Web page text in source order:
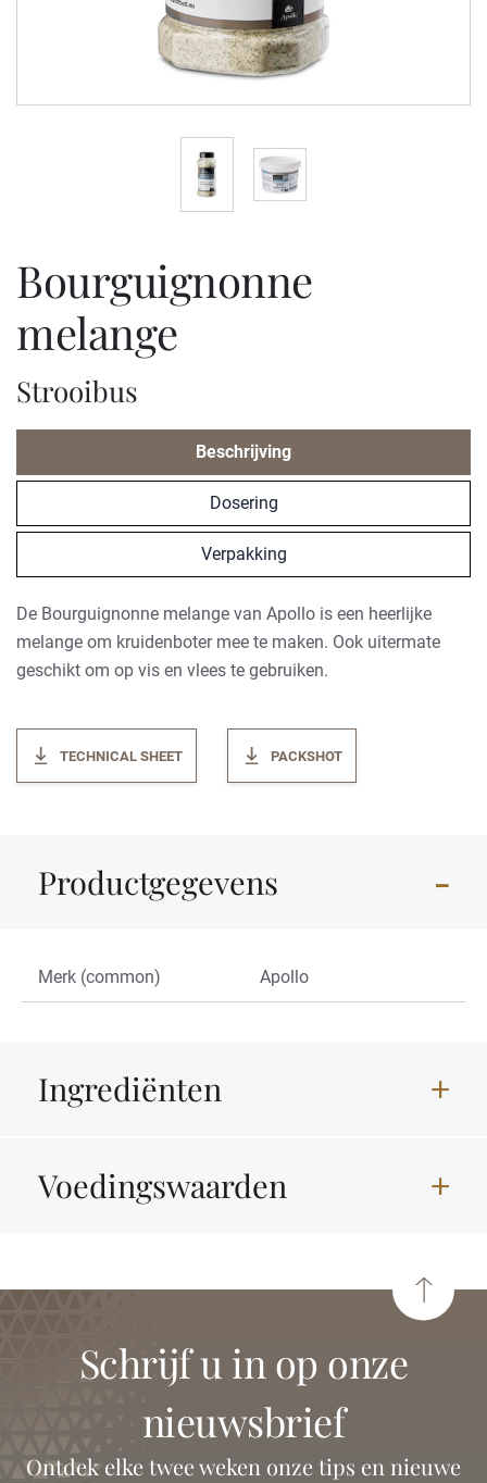
bourguignonne
melange
Strooibus
Beschrijving
Dosering
Verpakking
De Bourguignonne melange van Apollo is een heerlijke
melange om kruidenboter mee te maken. Ook uitermate
geschikt om op vis en vlees te gebruiken.
TECHNICAL SHEET PACKSHOT
Productgegevens
Merk (common) Apollo
Ingrediënten
Voedingswaarden
schrijf u in op onze
nieuwsbrief
Ontdek elke twee weken onze tips en nieuwe